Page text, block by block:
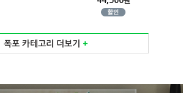
폭포 카테고리 더보기 +